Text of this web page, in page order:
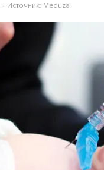
Источник: Meduza